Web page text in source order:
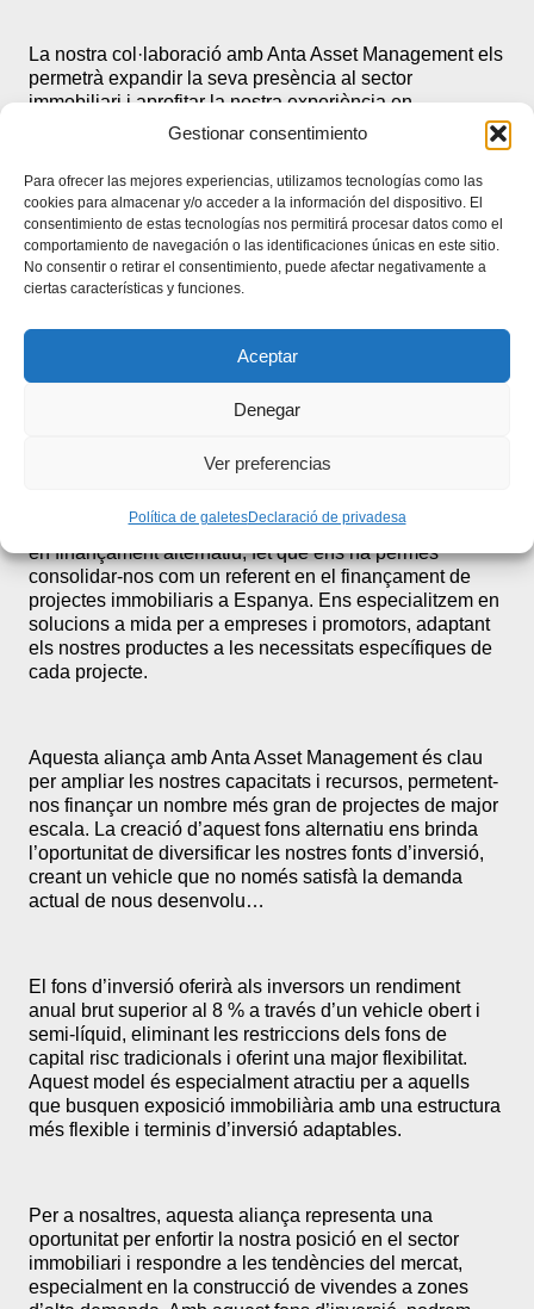
Gestionar consentimiento
Para ofrecer las mejores experiencias, utilizamos tecnologías como las
cookies para almacenar y/o acceder a la información del dispositivo. El
consentimiento de estas tecnologías nos permitirá procesar datos como el
comportamiento de navegación o las identificaciones únicas en este sitio.
No consentir o retirar el consentimiento, puede afectar negativamente a
ciertas características y funciones.
Aceptar
Denegar
Ver preferencias
Política de galetesDeclaració de privadesa
La nostra col·laboració amb Anta Asset Management els
permetrà expandir la seva presència al sector
immobiliari i aprofitar la nostra experiència en
finançament alternatiu. Junts, podrem oferir als inversors
dinàmics d’Europa. A més, l’experiència d’Anta Asset
Management en la gestió i estructuració de fons
garantirà que els projectes finançats estiguin recolzats
per un marc de governança sòlid, assegurant-ne tant la
viabilitat com la rendibilitat.
Aliança Estratègica per
Finançar Projectes de
Major Escala
A TQ Eurocredit, des de 2006 oferim solucions pioneres
en finançament alternatiu, fet que ens ha permès
consolidar-nos com un referent en el finançament de
projectes immobiliaris a Espanya. Ens especialitzem en
solucions a mida per a empreses i promotors, adaptant
els nostres productes a les necessitats específiques de
cada projecte.
Aquesta aliança amb Anta Asset Management és clau
per ampliar les nostres capacitats i recursos, permetent-
nos finançar un nombre més gran de projectes de major
escala. La creació d’aquest fons alternatiu ens brinda
l’oportunitat de diversificar les nostres fonts d’inversió,
creant un vehicle que no només satisfà la demanda
actual de nous desenvolu…
El fons d’inversió oferirà als inversors un rendiment
anual brut superior al 8 % a través d’un vehicle obert i
semi-líquid, eliminant les restriccions dels fons de
capital risc tradicionals i oferint una major flexibilitat.
Aquest model és especialment atractiu per a aquells
que busquen exposició immobiliària amb una estructura
més flexible i terminis d’inversió adaptables.
Per a nosaltres, aquesta aliança representa una
oportunitat per enfortir la nostra posició en el sector
immobiliari i respondre a les tendències del mercat,
especialment en la construcció de vivendes a zones